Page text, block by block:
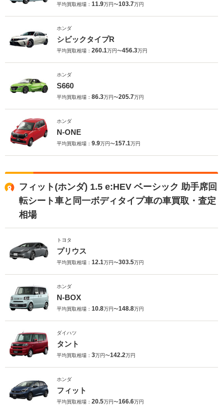
平均買取相場： 11.9万円〜103.7万円
ホンダ
シビックタイプR
平均買取相場： 260.1万円〜456.3万円
ホンダ
S660
平均買取相場： 86.3万円〜205.7万円
ホンダ
N-ONE
平均買取相場： 9.9万円〜157.1万円
フィット(ホンダ) 1.5 e:HEV ベーシック 助手席回
転シート車と同一ボディタイプ車の車買取・査定
相場
トヨタ
プリウス
平均買取相場： 12.1万円〜303.5万円
ホンダ
N-BOX
平均買取相場： 10.8万円〜148.8万円
ダイハツ
タント
平均買取相場： 3万円〜142.2万円
ホンダ
フィット
平均買取相場： 20.5万円〜166.6万円